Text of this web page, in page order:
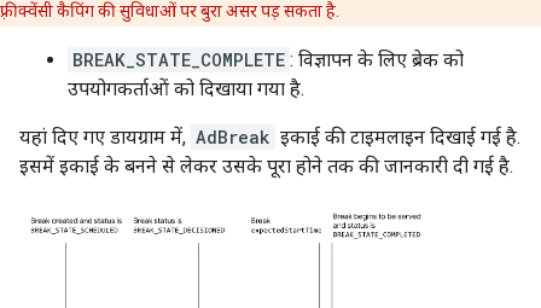
फ़्रीक्वेंसी कैपिंग की सुविधाओं पर बुरा असर पड़ सकता है.
BREAK_STATE_COMPLETE : विज्ञापन के लिए ब्रेक को
उपयोगकर्ताओं को दिखाया गया है.
यहां दिए गए डायग्राम में, AdBreak इकाई की टाइमलाइन दिखाई गई है.
इसमें इकाई के बनने से लेकर उसके पूरा होने तक की जानकारी दी गई है.